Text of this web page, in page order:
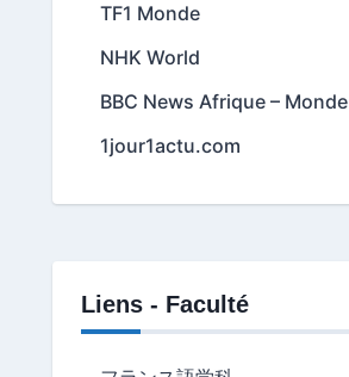
TF1 Monde
NHK World
BBC News Afrique – Monde
1jour1actu.com
Liens - Faculté